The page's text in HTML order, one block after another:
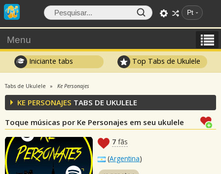
Pt
Menu
Iniciante tabs Top Tabs de Ukulele
Tabs de Ukulele Ke Personajes
KE PERSONAJES TABS DE UKULELE
Toque músicas por Ke Personajes em seu ukulele
7 fãs
(Argentina)